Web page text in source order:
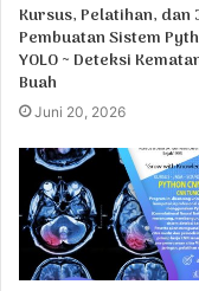
Kursus, Pelatihan, dan
Pembuatan Sistem
YOLO ~ Deteksi
Buah
Juni 20, 2026